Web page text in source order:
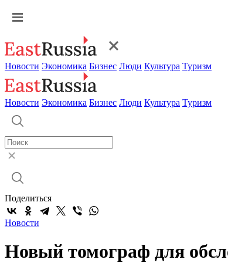
Новости Экономика Бизнес Люди Культура Туризм
Новости Экономика Бизнес Люди Культура Туризм
Поделиться
Новости
Новый томограф для